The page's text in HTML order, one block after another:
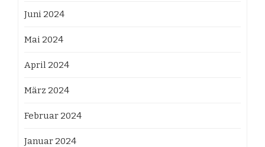
Juni 2024
Mai 2024
April 2024
März 2024
Februar 2024
Januar 2024